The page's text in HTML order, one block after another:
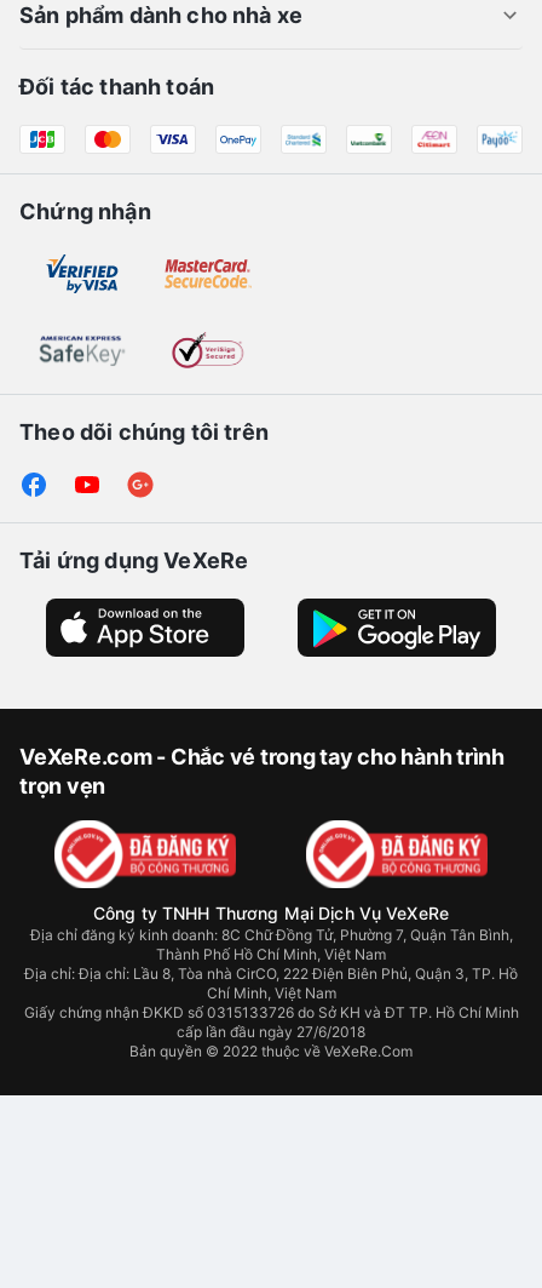
Sản phẩm dành cho nhà xe
Đối tác thanh toán
Chứng nhận
Theo dõi chúng tôi trên
Tải ứng dụng VeXeRe
VeXeRe.com - Chắc vé trong tay cho hành trình
trọn vẹn
Công ty TNHH Thương Mại Dịch Vụ VeXeRe
Địa chỉ đăng ký kinh doanh: 8C Chữ Đồng Tử, Phường 7, Quận Tân Bình,
Thành Phố Hồ Chí Minh, Việt Nam
Địa chỉ:Địa chỉ: Lầu 8, Tòa nhà CirCO, 222 Điện Biên Phủ, Quận 3, TP. Hồ
Chí Minh, Việt Nam
Giấy chứng nhận ĐKKD số 0315133726 do Sở KH và ĐT TP. Hồ Chí Minh
cấp lần đầu ngày 27/6/2018
Bản quyền © 2022 thuộc về VeXeRe.Com